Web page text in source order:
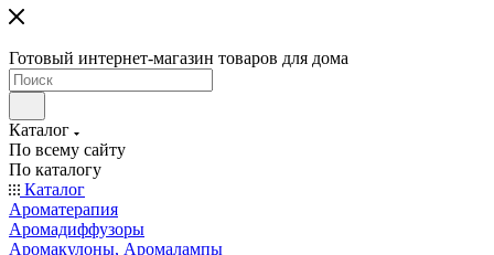
Готовый интернет-магазин товаров для дома
Каталог
По всему сайту
По каталогу
Каталог
Ароматерапия
Аромадиффузоры
Аромакулоны, Аромалампы